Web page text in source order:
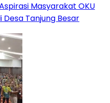
Masyarakat OKU
Desa Tanjung Besar